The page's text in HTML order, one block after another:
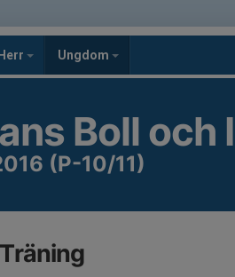
Herr Ungdom
Boll
(P-10/11)
Träning